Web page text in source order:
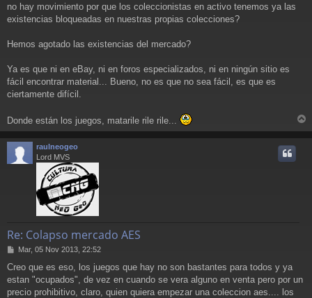
no hay movimiento por que los coleccionistas en activo tenemos ya las
existencias bloqueadas en nuestras propias colecciones?
Hemos agotado las existencias del mercado?
Ya es que ni en eBay, ni en foros especializados, ni en ningún sitio es
fácil encontrar material... Bueno, no es que no sea fácil, es que es
ciertamente difícil.
Donde están los juegos, matarile rile rile...
r
raulneogeo
Lord MVS
Re: Colapso mercado AES
M
n
s
a
Mar, 05 Nov 2013, 22:52
Creo que es eso, los juegos que hay no son bastantes para todos y ya
estan "ocupados", de vez en cuando se vera alguno en venta pero por un
precio prohibitivo, claro, quien quiera empezar una coleccion aes.... los